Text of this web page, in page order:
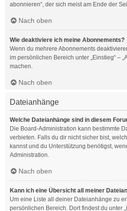
abonnieren“, der sich meist am Ende der
Nach oben
Wie deaktiviere ich meine Abonnements?
Wenn du mehrere Abonnements
im persönlichen Bereich unter „Einstieg“ –
machen.
Nach oben
Dateianhänge
Welche Dateianhänge sind in diesem
Die Board-Administration kann bestimmte
verbieten. Falls du dir nicht sicher bist,
kannst und du Unterstützung benötigst,
Administration.
Nach oben
Kann ich eine Übersicht all meiner
Um eine Liste all deiner Dateianhänge zu
persönlichen Bereich. Dort findest du unter